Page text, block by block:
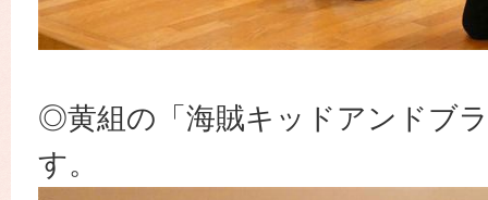
◎黄組の「海賊キッドアンドブ
す。